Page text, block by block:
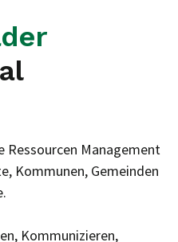
Management
Kommunen, Gemeinden
Kommunizieren,